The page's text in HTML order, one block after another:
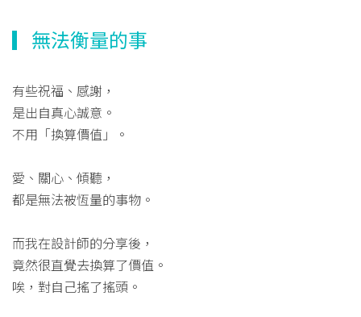
▎無法衡量的事
有些祝福、感謝，
是出自真心誠意。
不用「換算價值」。
愛、關心、傾聽，
都是無法被恆量的事物。
而我在設計師的分享後，
竟然很直覺去換算了價值。
唉，對自己搖了搖頭。